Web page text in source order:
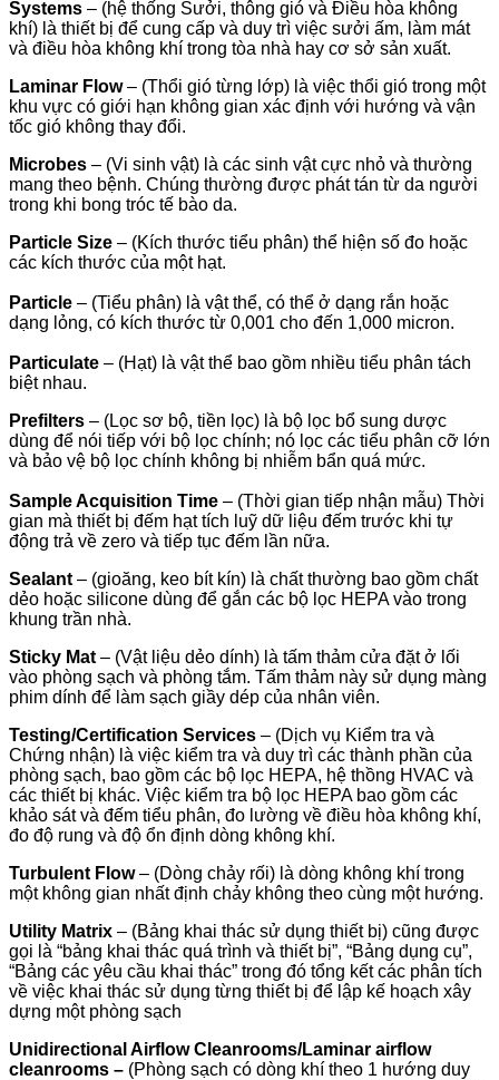
Systems – (hệ thống Sưởi, thông gió và Điều hòa không
khí) là thiết bị để cung cấp và duy trì việc sưởi ấm, làm mát
và điều hòa không khí trong tòa nhà hay cơ sở sản xuất.
Laminar Flow– (Thổi gió từng lớp) là việc thổi gió trong một
khu vực có giới hạn không gian xác định với hướng và vận
tốc gió không thay đổi.
Microbes – (Vi sinh vật) là các sinh vật cực nhỏ và thường
mang theo bệnh. Chúng thường được phát tán từ da người
trong khi bong tróc tế bào da.
Particle Size – (Kích thước tiểu phân) thể hiện số đo hoặc
các kích thước của một hạt.
Particle – (Tiểu phân) là vật thể, có thể ở dạng rắn hoặc
dạng lỏng, có kích thước từ 0,001 cho đến 1,000 micron.
Particulate – (Hạt) là vật thể bao gồm nhiều tiểu phân tách
biệt nhau.
Prefilters – (Lọc sơ bộ, tiền lọc) là bộ lọc bổ sung dược
dùng để nói tiếp với bộ lọc chính; nó lọc các tiểu phân cỡ lớn
và bảo vệ bộ lọc chính không bị nhiễm bẩn quá mức.
Sample Acquisition Time – (Thời gian tiếp nhận mẫu) Thời
gian mà thiết bị đếm hạt tích luỹ dữ liệu đếm trước khi tự
động trả về zero và tiếp tục đếm lần nữa.
Sealant – (gioăng, keo bít kín) là chất thường bao gồm chất
dẻo hoặc silicone dùng để gắn các bộ lọc HEPA vào trong
khung trần nhà.
Sticky Mat – (Vật liệu dẻo dính) là tấm thảm cửa đặt ở lối
vào phòng sạch và phòng tắm. Tấm thảm này sử dụng màng
phim dính để làm sạch giầy dép của nhân viên.
Testing/Certification Services – (Dịch vụ Kiểm tra và
Chứng nhận) là việc kiểm tra và duy trì các thành phần của
phòng sạch, bao gồm các bộ lọc HEPA, hệ thồng HVAC và
các thiết bị khác. Việc kiểm tra bộ lọc HEPA bao gồm các
khảo sát và đếm tiểu phân, đo lường về điều hòa không khí,
đo độ rung và độ ổn định dòng không khí.
Turbulent Flow– (Dòng chảy rối) là dòng không khí trong
một không gian nhất định chảy không theo cùng một hướng.
Utility Matrix – (Bảng khai thác sử dụng thiết bị) cũng được
gọi là “bảng khai thác quá trình và thiết bị”, “Bảng dụng cụ”,
“Bảng các yêu cầu khai thác” trong đó tổng kết các phân tích
về việc khai thác sử dụng từng thiết bị để lập kế hoạch xây
dựng một phòng sạch
Unidirectional Airflow Cleanrooms/Laminar airflow
cleanrooms – (Phòng sạch có dòng khí theo 1 hướng duy